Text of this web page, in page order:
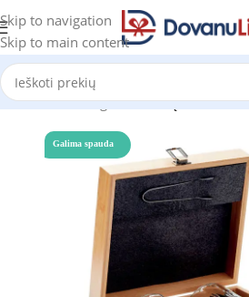
Skip to navigation
Skip to main content
Pradžia Katalogas Dovanų rinkiniai
Galima spauda